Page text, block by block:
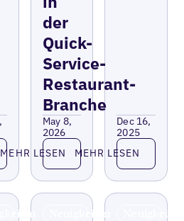
Sie mehr
der
Quick-
Service-
Restaurant-
Branche
May 8,
2026
Lesen Sie mehr
MEHR LESEN
Dec 16,
2025
Lesen Sie
MEHR LESEN
Neuigkeiten